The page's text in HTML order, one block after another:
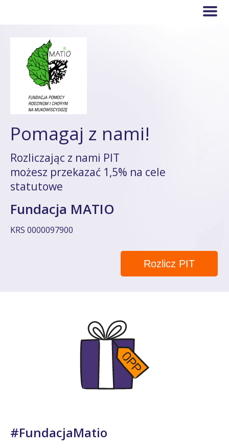
Pomagaj z nami!
Rozliczając z nami PIT
możesz przekazać 1,5% na cele
statutowe
Fundacja MATIO
KRS 0000097900
Rozlicz PIT
#FundacjaMatio